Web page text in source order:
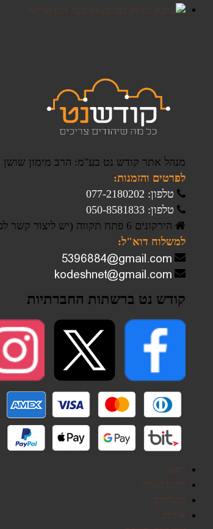
מנהל אתר קודש נט בע"מ: הרב מימון שושן
לפרטים והזמנות:
טלפון: 077-2180202
טלפון: 050-8581833
הירקונים 6 פתח תקווה (יש ליצור קשר לפני הגעה)
למשלוח דוא"ל:
קודש נט ברשתות החברתיות
ראשי
תקנון האתר
משלוחים
אודות